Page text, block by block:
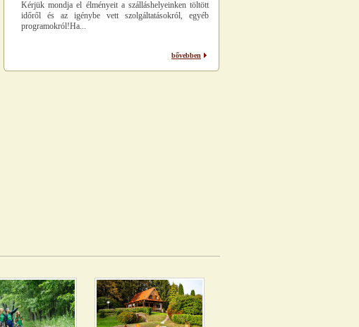
Kérjük mondja el élményeit a szálláshelyeinken töltött
időről és az igénybe vett szolgáltatásokról, egyéb
programokról!Ha...
bővebben